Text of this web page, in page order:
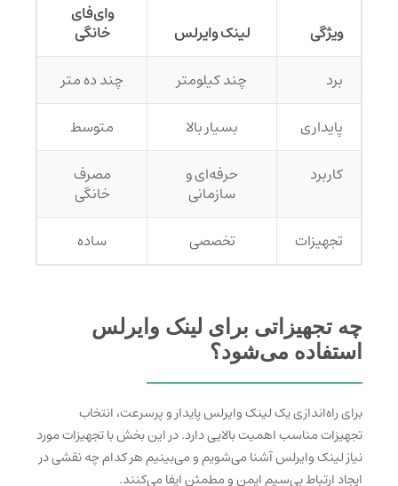
ویژگی لینک وایرلس
وای‌فای
خانگی
برد
چند کیلومتر
چند ده متر
پایداری
بسیار بالا
متوسط
کاربرد
حرفه‌ای و
سازمانی
مصرف
خانگی
تجهیزات
تخصصی ساده
چه تجهیزاتی برای لینک وایرلس
استفاده می‌شود؟
برای راه‌اندازی یک لینک وایرلس پایدار و پرسرعت، انتخاب
تجهیزات مناسب اهمیت بالایی دارد. در این بخش با تجهیزات مورد
نیاز لینک وایرلس آشنا می‌شویم و می‌بینیم هر کدام چه نقشی در
ایجاد ارتباط بی‌سیم ایمن و مطمئن ایفا می‌کنند.